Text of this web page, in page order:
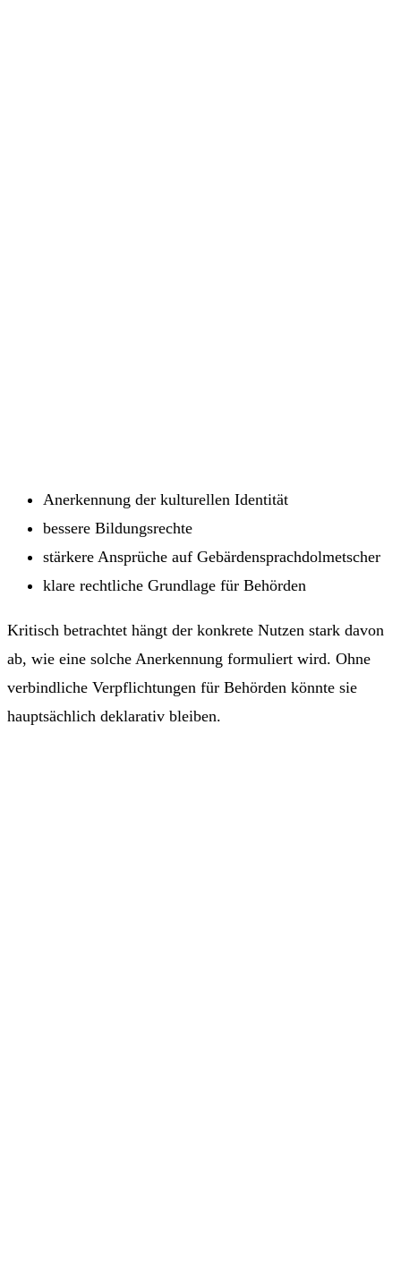
Anerkennung der kulturellen Identität
bessere Bildungsrechte
stärkere Ansprüche auf Gebärdensprachdolmetscher
klare rechtliche Grundlage für Behörden
Kritisch betrachtet hängt der konkrete Nutzen stark davon
ab, wie eine solche Anerkennung formuliert wird. Ohne
verbindliche Verpflichtungen für Behörden könnte sie
hauptsächlich deklarativ bleiben.